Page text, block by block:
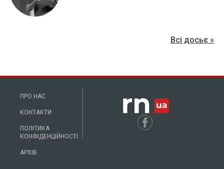
Всі досьє »
ПРО НАС
КОНТАКТИ
ПОЛІТИКА
КОНФІДЕНЦІЙНОСТІ
АРХІВ